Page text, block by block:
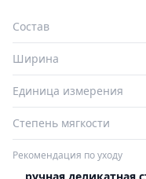
Состав
Ширина
Единица измерения
Степень мягкости
Рекомендация по уходу
ручная деликатная